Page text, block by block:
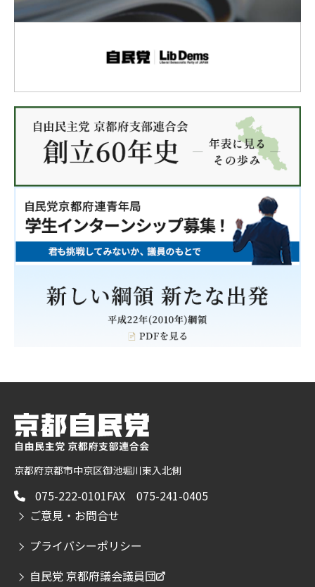
京都府京都市中京区御池堀川東入北側
075-222-0101FAX 075-241-0405
ご意見・お問合せ
プライバシーポリシー
自民党 京都府議会議員団